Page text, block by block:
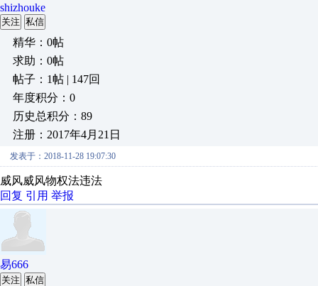
shizhouke
关注 私信
精华：0帖
求助：0帖
帖子：1帖 | 147回
年度积分：0
历史总积分：89
注册：2017年4月21日
发表于：2018-11-28 19:07:30
威风威风物权法违法
回复 引用 举报
易666
关注 私信